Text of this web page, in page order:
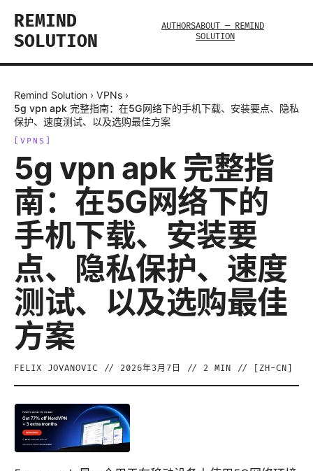
REMIND
SOLUTION
AUTHORSABOUT — REMIND
SOLUTION
Remind Solution › VPNs ›
5g vpn apk 完整指南：在5G网络下的手机下载、安装要点、隐私
保护、速度测试、以及选购最佳方案
VPNS
5g vpn apk 完整指
南：在5G网络下的
手机下载、安装要
点、隐私保护、速度
测试、以及选购最佳
方案
FELIX JOVANOVIC // 2026年3月7日 // 2 MIN // [ ZH-CN